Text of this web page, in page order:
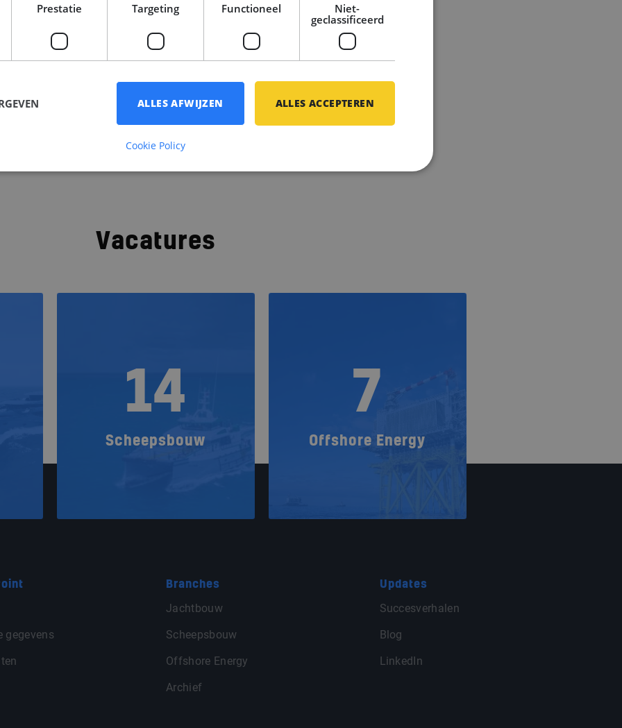
Bedrijfsprofiel
Vacatures
14
Scheepsbouw
7
Offshore Energy
gegevens
Branches
Jachtbouw
Scheepsbouw
Offshore Energy
Archief
Updates
Succesverhalen
Blog
LinkedIn
Prestatie Targeting Functioneel
Niet-
geclassificeerd
ALLES ACCEPTEREN
ALLES AFWIJZEN
Cookie Policy